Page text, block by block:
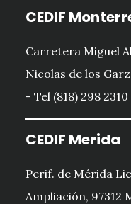
CEDIF
Carretera Miguel
Nicolas de los
- Tel (818) 298 2310
CEDIF Merida
Perif. de Mérida
Ampliación, 97312